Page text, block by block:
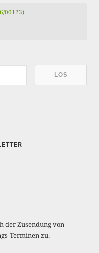
00123)
der Zusendung von
Terminen zu.